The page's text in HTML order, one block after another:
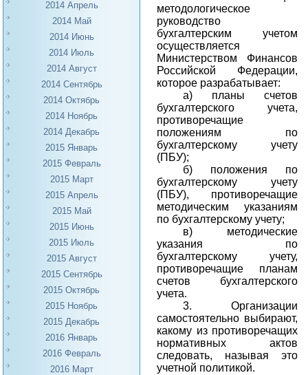
2014 Апрель
2014 Май
2014 Июнь
2014 Июль
2014 Август
2014 Сентябрь
2014 Октябрь
2014 Ноябрь
2014 Декабрь
2015 Январь
2015 Февраль
2015 Март
2015 Апрель
2015 Май
2015 Июнь
2015 Июль
2015 Август
2015 Сентябрь
2015 Октябрь
2015 Ноябрь
2015 Декабрь
2016 Январь
2016 Февраль
2016 Март
методологическое
руководство
бухгалтерским учетом
осуществляется
Министерством Финансов
Российской Федерации,
которое разрабатывает:
а) планы счетов
бухгалтерского учета,
противоречащие
положениям по
бухгалтерскому учету
(ПБУ);
б) положения по
бухгалтерскому учету
(ПБУ), противоречащие
методическим указаниям
по бухгалтерскому учету;
в) методические
указания по
бухгалтерскому учету,
противоречащие планам
счетов бухгалтерского
учета.
3.
Организации
самостоятельно выбирают,
какому из противоречащих
нормативных актов
следовать, называя это
учетной политикой.